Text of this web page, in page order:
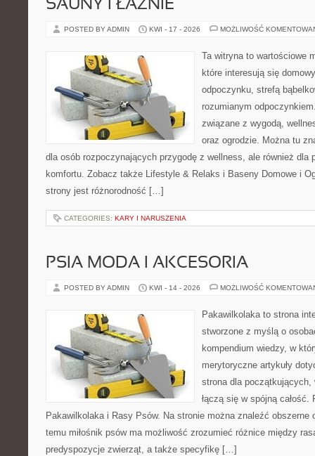
SAUNY I ŁAŹNIE
POSTED BY ADMIN KWI - 17 - 2026 MOŻLIWOŚĆ
Ta witryna to wartościowe
które interesują się
odpoczynku, strefą
rozumianym
związane z wygodą,
oraz ogrodzie. Można tu
dla osób rozpoczynających przygodę z wellness, ale również dla
komfortu. Zobacz także Lifestyle & Relaks i Baseny Domowe i
strony jest różnorodność […]
CATEGORIES: KARY I NARUSZENIA
PSIA MODA I AKCESORIA
POSTED BY ADMIN KWI - 14 - 2026 MOŻLIWOŚĆ
Pakawilkolaka to strona
stworzone z myślą o
kompendium wiedzy, w
merytoryczne artykuły
strona dla
łączą się w spójną całość.
Pakawilkolaka i Rasy Psów. Na stronie można znaleźć obszerne
temu miłośnik psów ma możliwość zrozumieć różnice między
predyspozycje zwierząt, a także specyfikę […]